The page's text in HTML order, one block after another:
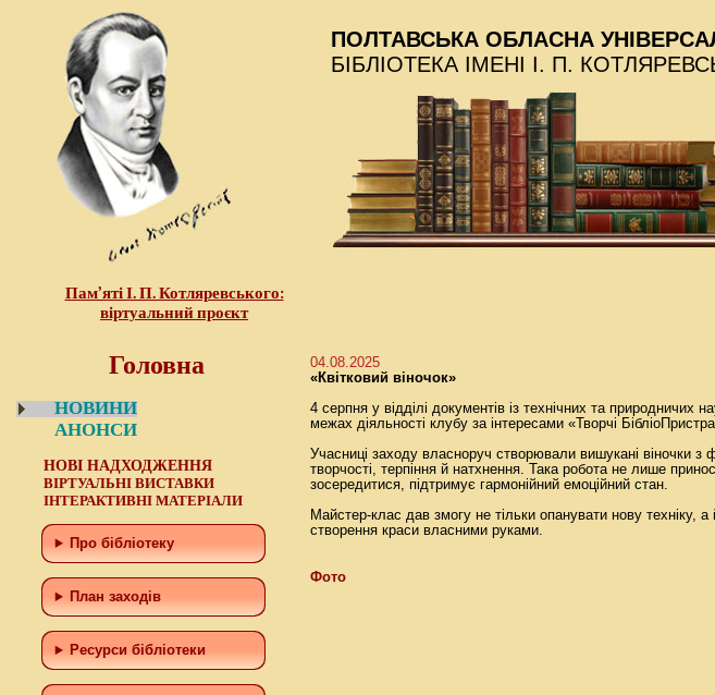
Пам’яті І. П. Котляревського:
віртуальний проєкт
ПОЛТАВСЬКА ОБЛАСНА
БІБЛІОТЕКА ІМЕНІ І. П.
Головна
НОВИНИ
АНОНСИ
НОВІ НАДХОДЖЕННЯ
ВІРТУАЛЬНІ ВИСТАВКИ
ІНТЕРАКТИВНІ МАТЕРІАЛИ
Про бібліотеку
План заходів
Ресурси бібліотеки
04.08.2025
«Квітковий віночок»
4 серпня у відділі документів із технічних та природничих
межах діяльності клубу за інтересами «Творчі
Учасниці заходу власноруч створювали вишукані віночки
творчості, терпіння й натхнення. Така робота не лише
зосередитися, підтримує гармонійний емоційний стан.
Майстер-клас дав змогу не тільки опанувати нову техніку,
створення краси власними руками.
Фото